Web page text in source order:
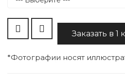
Заказать в 1
*Фотографии носят